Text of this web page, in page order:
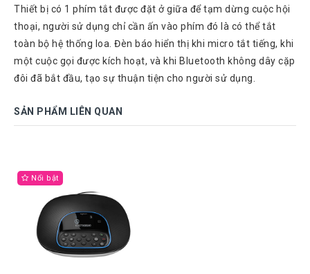
Atcom
Phones
Sangoma
Polycom
AudioCodes
Avaya
Grandstream
Yealink
Thiết bị có 1 phím tắt được đặt ở giữa để tạm dừng cuộc hội
thoại, người sử dụng chỉ cần ấn vào phím đó là có thể tắt
toàn bộ hệ thống loa. Đèn báo hiển thị khi micro tắt tiếng, khi
một cuộc gọi được kích hoạt, và khi Bluetooth không dây cặp
đôi đã bắt đầu, tạo sự thuận tiện cho người sử dụng.
SẢN PHẨM LIÊN QUAN
Nổi bật